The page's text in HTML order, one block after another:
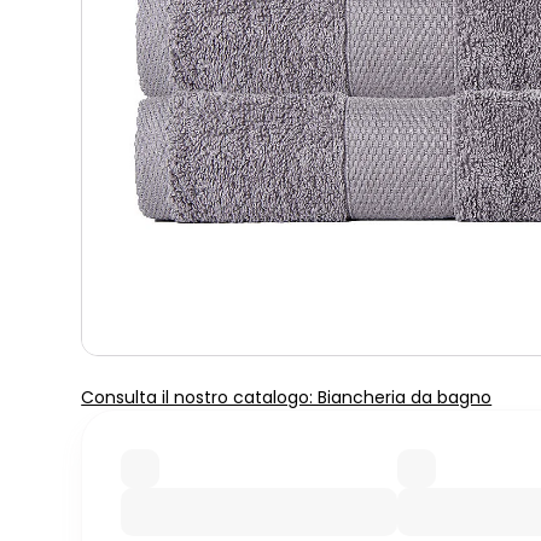
Consulta il nostro catalogo: Biancheria da bagno